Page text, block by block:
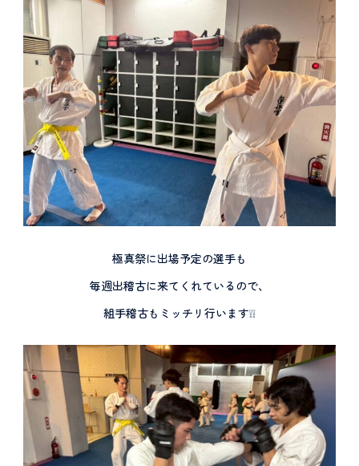
極真祭に出場予定の選手も
毎週出稽古に来てくれているので、
組手稽古もミッチリ行います❕❕